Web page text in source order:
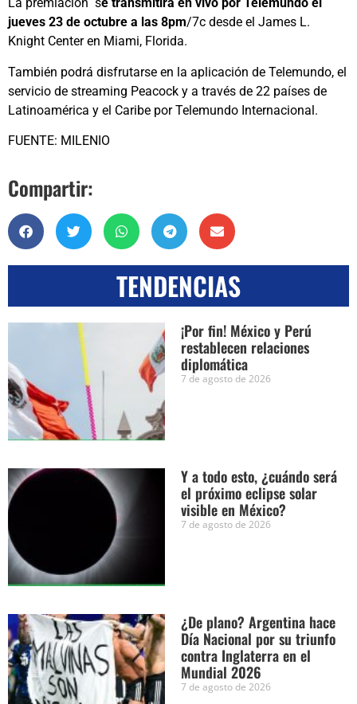
jueves 23 de octubre a las 8pm/7c desde el James L.
Knight Center en Miami, Florida.
También podrá disfrutarse en la aplicación de Telemundo, el
servicio de streaming Peacock y a través de 22 países de
Latinoamérica y el Caribe por Telemundo Internacional.
FUENTE: MILENIO
Compartir:
TENDENCIAS
¡Por fin! México y Perú
restablecen relaciones
diplomática
7 de agosto de 2026
Y a todo esto, ¿cuándo será
el próximo eclipse solar
visible en México?
7 de agosto de 2026
¿De plano? Argentina hace
Día Nacional por su triunfo
contra Inglaterra en el
Mundial 2026
7 de agosto de 2026